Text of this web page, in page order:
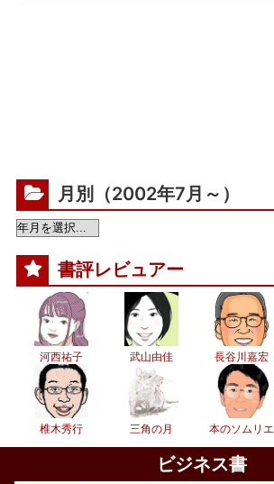
月別（2002年7月～）
書評レビュアー
河西祐子 武山由佳 長谷川嘉宏
椎木秀行 三角の月 本のソムリエ
ビジネス書